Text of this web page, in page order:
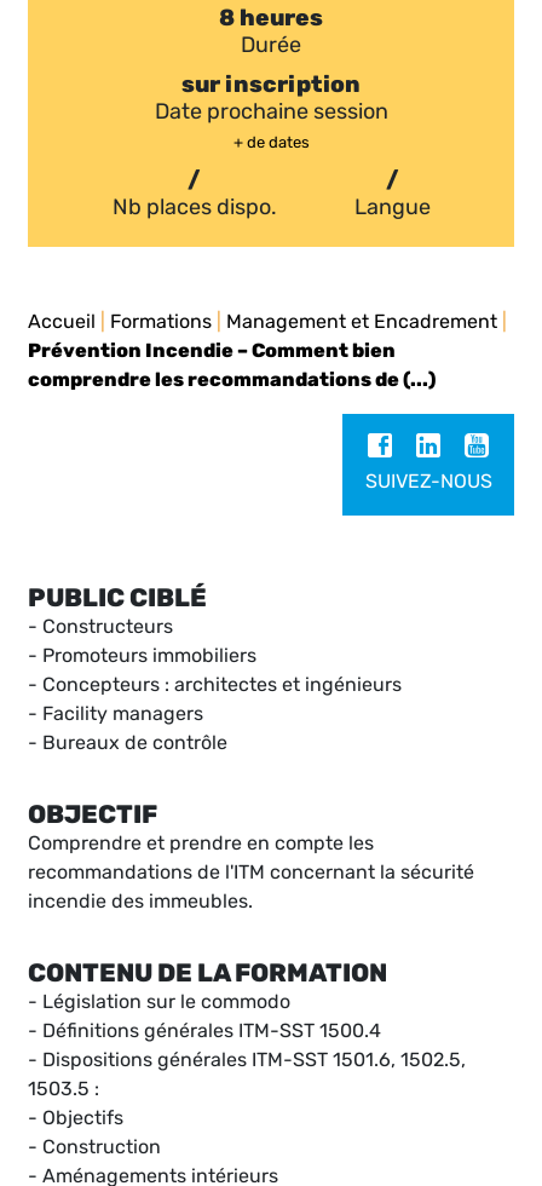
8 heures
Durée
sur inscription
Date prochaine session
+ de dates
/
Nb places dispo.
/
Langue
Accueil Formations Management et Encadrement
Prévention Incendie – Comment bien
comprendre les recommandations de (...)
SUIVEZ-NOUS
PUBLIC CIBLÉ
- Constructeurs
- Promoteurs immobiliers
- Concepteurs : architectes et ingénieurs
- Facility managers
- Bureaux de contrôle
OBJECTIF
Comprendre et prendre en compte les
recommandations de l'ITM concernant la sécurité
incendie des immeubles.
CONTENU DE LA FORMATION
- Législation sur le commodo
- Définitions générales ITM-SST 1500.4
- Dispositions générales ITM-SST 1501.6, 1502.5,
1503.5 :
- Objectifs
- Construction
- Aménagements intérieurs